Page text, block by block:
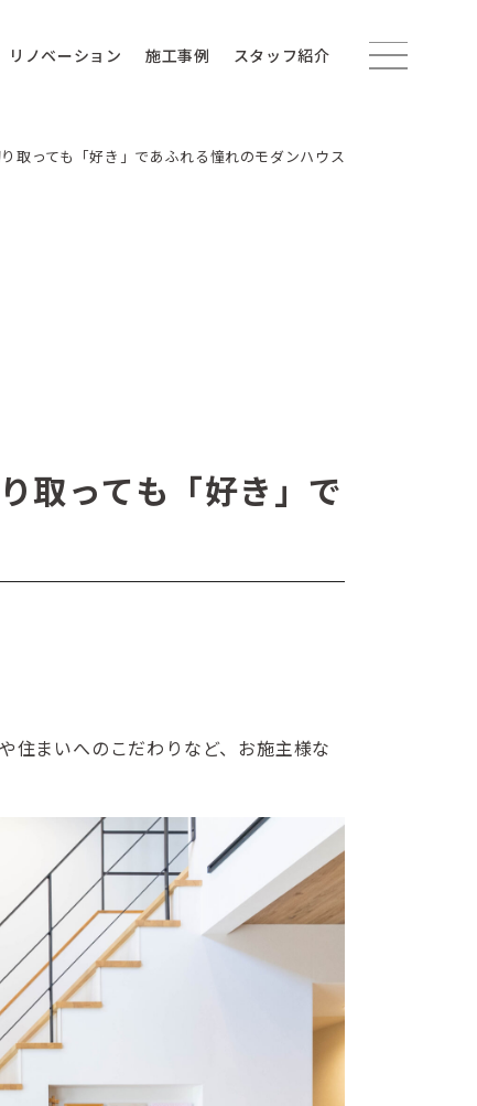
リノベーション 施工事例 スタッフ紹介
取っても「好き」であふれる憧れのモダンハウス
取っても「好き」で
住まいへのこだわりなど、お施主様な